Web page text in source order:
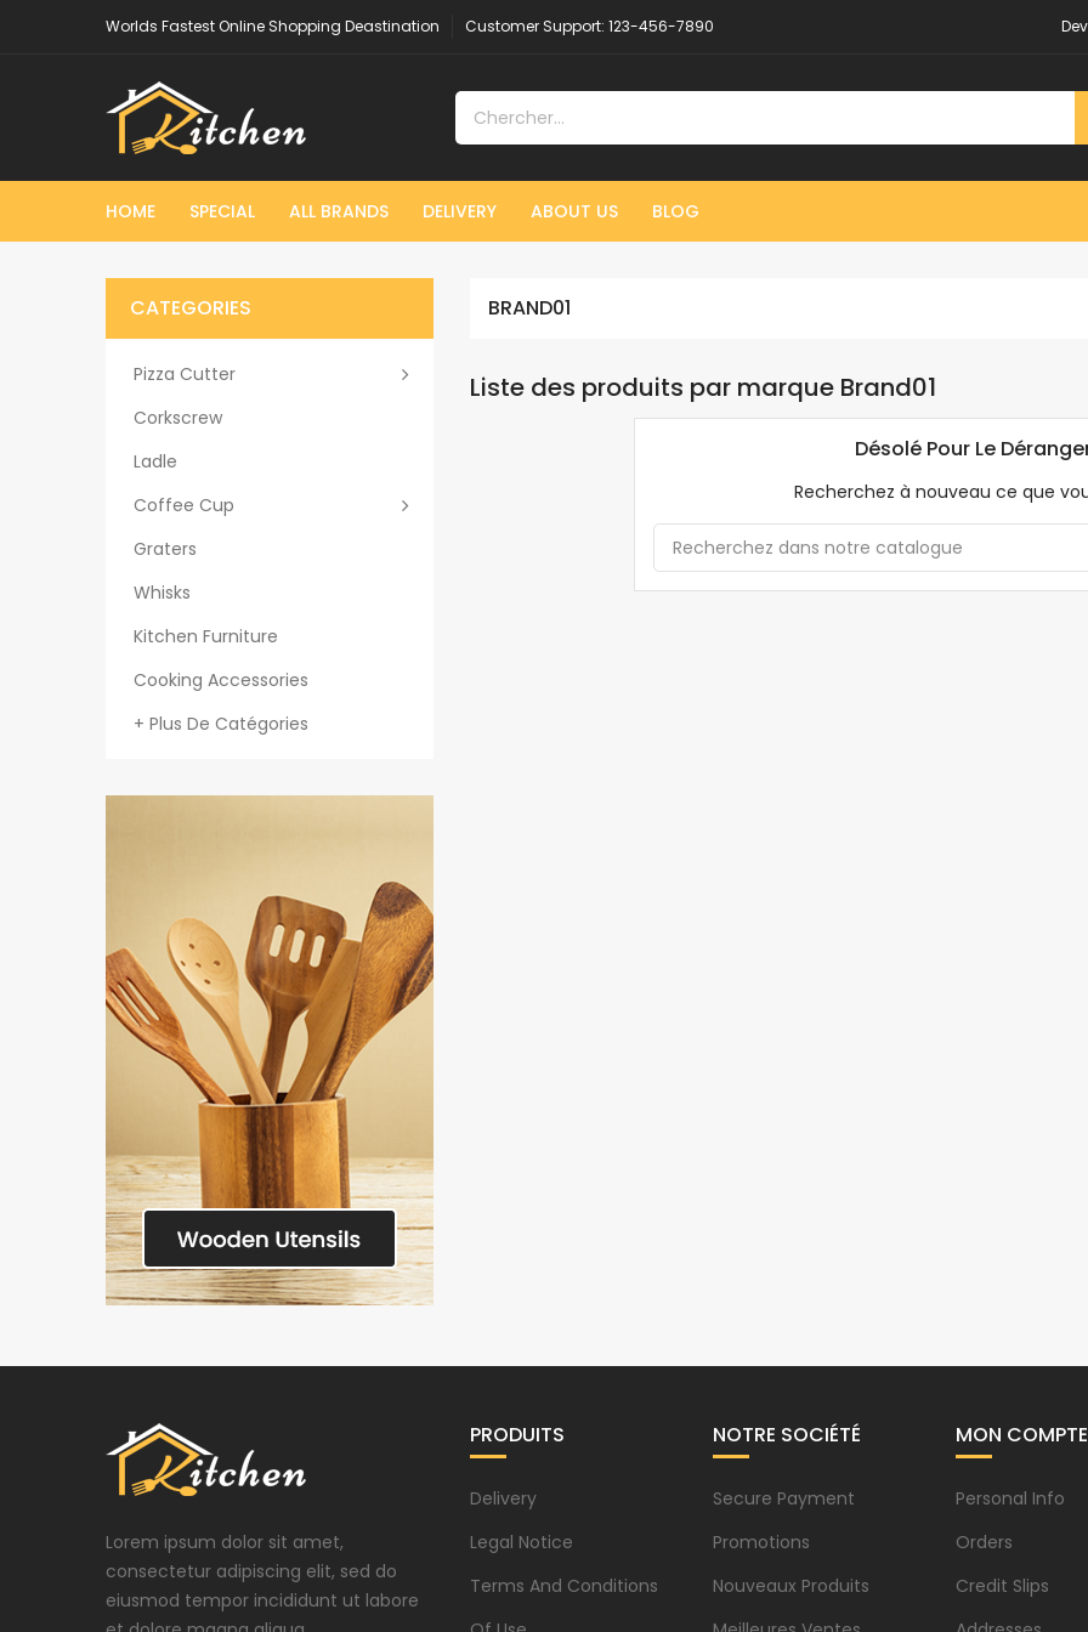
Worlds Fastest Online Shopping Deastination Customer Support: 123-456-7890
HOME SPECIAL ALL BRANDS DELIVERY ABOUT US BLOG
CATEGORIES
Pizza Cutter
Corkscrew
Ladle
Coffee Cup
Graters
Whisks
Kitchen Furniture
Cooking Accessories
+ Plus De Catégories
BRAND01
Liste des produits par marque Brand01
Désolé Pour Le
Recherchez à nouveau ce que
Lorem ipsum dolor sit amet,
consectetur adipiscing elit, sed do
eiusmod tempor incididunt ut labore
PRODUITS
Delivery
Legal Notice
Terms And Conditions
NOTRE SOCIÉTÉ
Secure Payment
Promotions
Nouveaux Produits
MON COMPTE
Personal Info
Orders
Credit Slips